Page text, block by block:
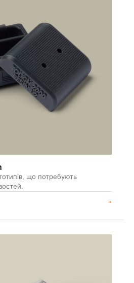
що потребують
→